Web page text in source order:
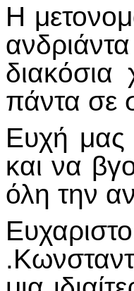
Η
πάντα σε
Ευχή μας
και να
όλη την